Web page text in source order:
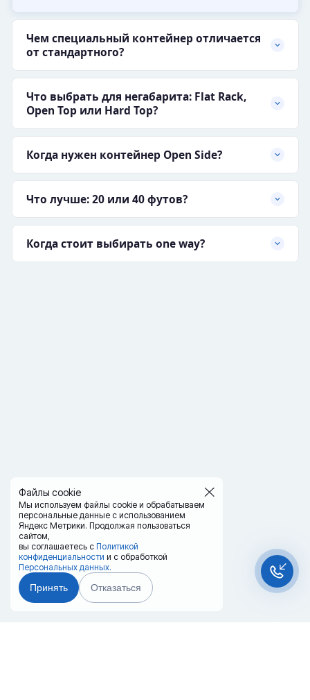
Файлы cookie
Мы используем файлы cookie и обрабатываем
персональные данные с использованием
Яндекс Метрики. Продолжая пользоваться
сайтом,
вы соглашаетесь с Политикой
конфиденциальности и с обработкой
Персональных данных.
Принять Отказаться
Чем специальный контейнер отличается
от стандартного?
Что выбрать для негабарита: Flat Rack,
Open Top или Hard Top?
Когда нужен контейнер Open Side?
Что лучше: 20 или 40 футов?
Когда стоит выбирать one way?